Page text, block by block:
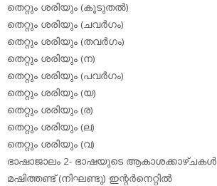
തെറ്റും ശരിയും (കൂടുതല്‍)
തെറ്റും ശരിയും (ചവര്‍ഗം)
തെറ്റും ശരിയും (തവര്‍ഗം)
തെറ്റും ശരിയും (ന)
തെറ്റും ശരിയും (പവര്‍ഗം)
തെറ്റും ശരിയും (യ)
തെറ്റും ശരിയും (ര)
തെറ്റും ശരിയും (ല)
തെറ്റും ശരിയും (വ)
ഭാഷാജാലം 2- ഭാഷയുടെ ആകാശക്കാഴ്ചകള്‍
മഷിത്തണ്ട് (നിഘണ്ടു) ഇന്റര്‍നെറ്റില്‍